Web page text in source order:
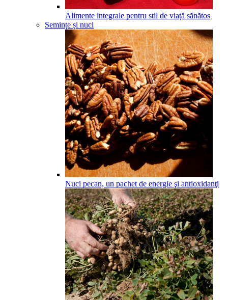
Alimente integrale pentru stil de viață sănătos
Semințe și nuci
Nuci pecan, un pachet de energie şi antioxidanţi